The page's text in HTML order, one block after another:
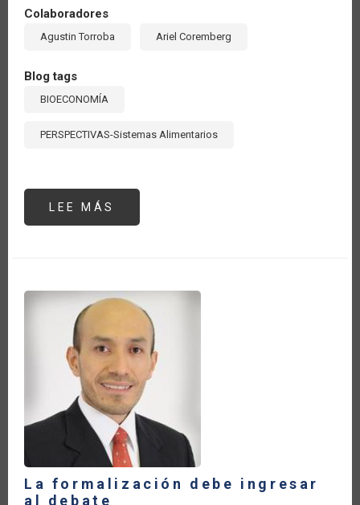
Colaboradores
Agustin Torroba Ariel Coremberg
Blog tags
BIOECONOMÍA
PERSPECTIVAS-Sistemas Alimentarios
LEE MÁS
IMPORTANCIA
LA
BIOECONOMÍA:
CASO
DE
LA
CUENTA
SATÉLITE
EN
URUGUAY
La formalización debe ingresar
al debate